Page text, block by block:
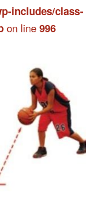
includes/class-
on line 996